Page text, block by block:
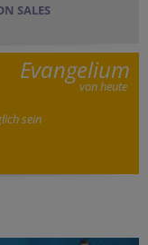
SALES
Evangelium
von heute
sein